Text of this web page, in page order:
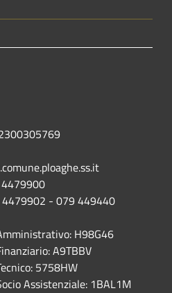
4479902 - 079 449440
H98G46
A9TBBV
5758HW
Assistenziale: 1BAL1M